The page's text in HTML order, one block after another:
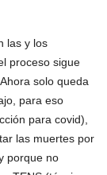
las y los
proceso sigue
solo queda
para eso
para covid),
las muertes por
porque no